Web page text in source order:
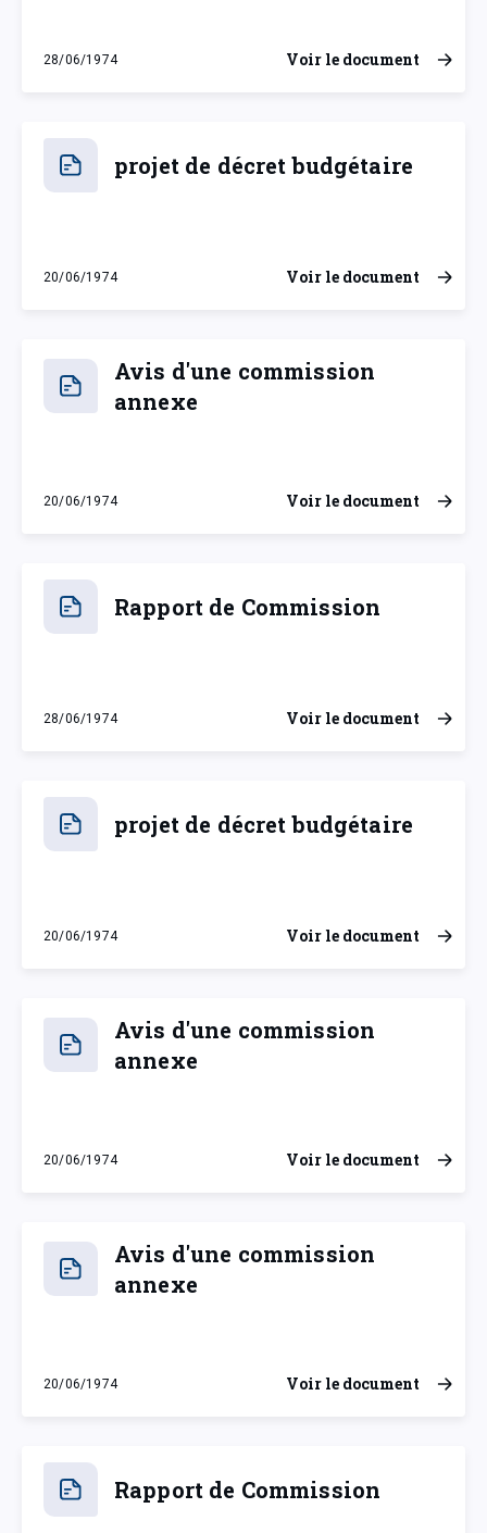
28/06/1974
vendredi 28 juin 1974
Voir le document
projet de décret budgétaire
20/06/1974
jeudi 20 juin 1974
Voir le document
Avis d'une commission
annexe
20/06/1974
jeudi 20 juin 1974
Voir le document
Rapport de Commission
28/06/1974
vendredi 28 juin 1974
Voir le document
projet de décret budgétaire
20/06/1974
jeudi 20 juin 1974
Voir le document
Avis d'une commission
annexe
20/06/1974
jeudi 20 juin 1974
Voir le document
Avis d'une commission
annexe
20/06/1974
jeudi 20 juin 1974
Voir le document
Rapport de Commission